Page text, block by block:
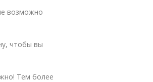
возможно
чтобы вы
Тем более